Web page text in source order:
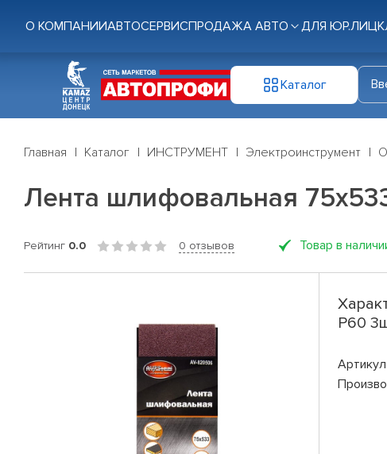
О КОМПАНИИАВТОСЕРВИСПРОДАЖА АВТО ДЛЯ ЮР.ЛИЦ
Каталог
Главная Каталог ИНСТРУМЕНТ Электроинструмент
Лента шлифовальная
Рейтинг 0.0 0 отзывов Товар в
Р60
Артикул